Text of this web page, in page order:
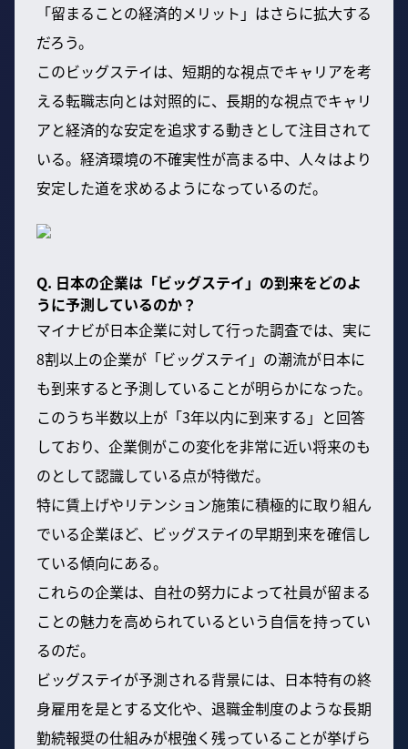
「留まることの経済的メリット」はさらに拡大する
だろう。
このビッグステイは、短期的な視点でキャリアを考
える転職志向とは対照的に、長期的な視点でキャリ
アと経済的な安定を追求する動きとして注目されて
いる。経済環境の不確実性が高まる中、人々はより
安定した道を求めるようになっているのだ。
Q. 日本の企業は「ビッグステイ」の到来をどのよ
うに予測しているのか？
マイナビが日本企業に対して行った調査では、実に
8割以上の企業が「ビッグステイ」の潮流が日本に
も到来すると予測していることが明らかになった。
このうち半数以上が「3年以内に到来する」と回答
しており、企業側がこの変化を非常に近い将来のも
のとして認識している点が特徴だ。
特に賃上げやリテンション施策に積極的に取り組ん
でいる企業ほど、ビッグステイの早期到来を確信し
ている傾向にある。
これらの企業は、自社の努力によって社員が留まる
ことの魅力を高められているという自信を持ってい
るのだ。
ビッグステイが予測される背景には、日本特有の終
身雇用を是とする文化や、退職金制度のような長期
勤続報奨の仕組みが根強く残っていることが挙げら